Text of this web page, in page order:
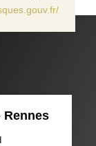
Rennes